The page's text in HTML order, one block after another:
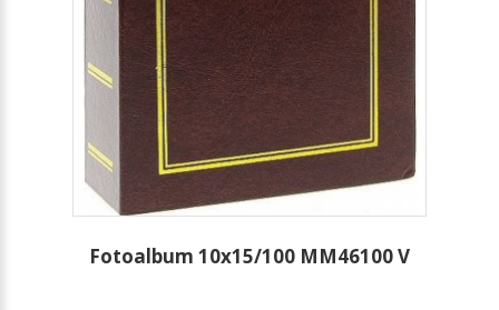
Fotoalbum 10x15/100 MM46100 V